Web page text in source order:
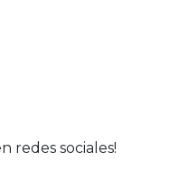
redes sociales!